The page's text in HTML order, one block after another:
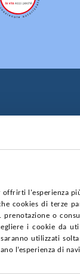
l'esperienza
cookies di terze
o
i cookie da
utilizzati
l’esperienza di